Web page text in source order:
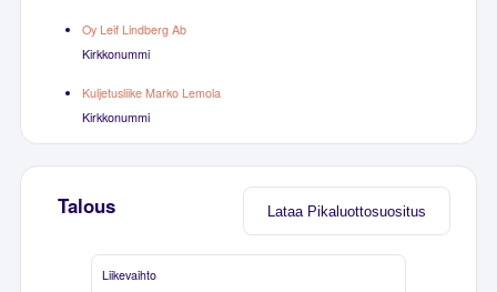
Oy Leif Lindberg Ab
Kirkkonummi
Kuljetusliike Marko Lemola
Kirkkonummi
Lataa Pikaluottosuositus
Talous
Liikevaihto